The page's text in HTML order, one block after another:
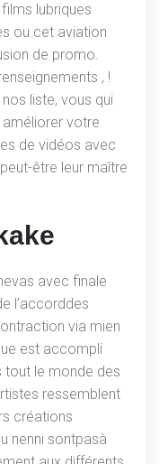
lubriques
ou cet aviation
de promo.
, !
liste, vous qui
améliorer votre
de vidéos avec
être leur maître
avec finale
l’accorddes
via mien
est accompli
le monde des
ressemblent
créations
nenni sontpasà